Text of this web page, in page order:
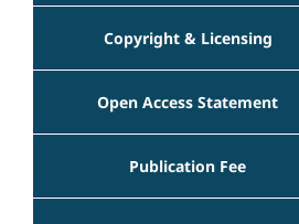
Copyright & Licensing
Open Access Statement
Publication Fee